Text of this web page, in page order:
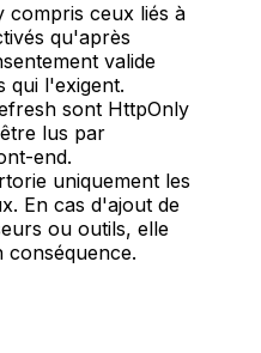
compris ceux liés à
qu'après
valide
qui l'exigent.
sont HttpOnly
lus par
end.
uniquement les
En cas d'ajout de
ou outils, elle
conséquence.